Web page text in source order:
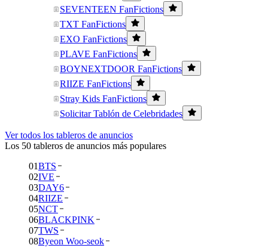
SEVENTEEN FanFictions
TXT FanFictions
EXO FanFictions
PLAVE FanFictions
BOYNEXTDOOR FanFictions
RIIZE FanFictions
Stray Kids FanFictions
Solicitar Tablón de Celebridades
Ver todos los tableros de anuncios
Los 50 tableros de anuncios más populares
01BTS
02IVE
03DAY6
04RIIZE
05NCT
06BLACKPINK
07TWS
08Byeon Woo-seok